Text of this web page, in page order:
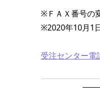
※ＦＡＸ番号の
※2020年10月1
受注センター電